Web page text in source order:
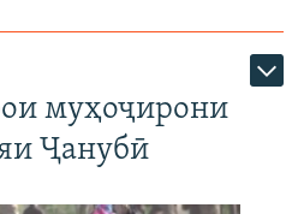
муҳоҷирони
Ҷанубӣ